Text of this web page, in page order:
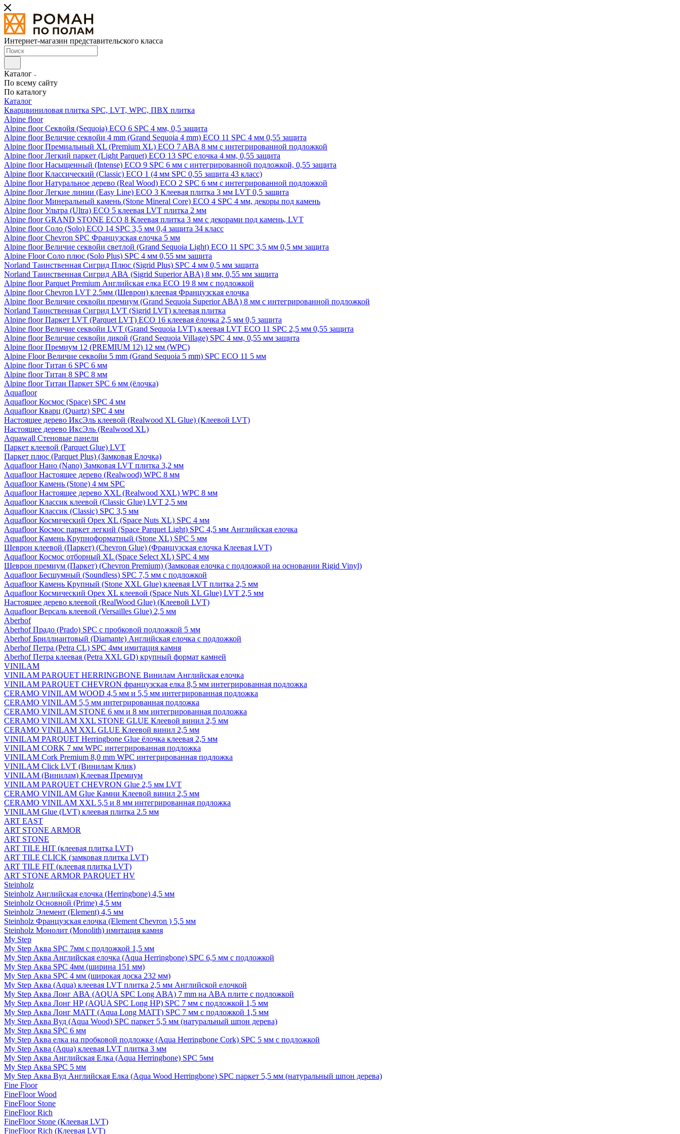
Интернет-магазин представительского класса
Каталог
По всему сайту
По каталогу
Каталог
Кварцвиниловая плитка SPC, LVT, WPC, ПВХ плитка
Alpine floor
Alpine floor Секвойя (Sequoia) ECO 6 SPC 4 мм, 0,5 защита
Alpine floor Величие секвойи 4 mm (Grand Sequoia 4 mm) ECO 11 SPC 4 мм 0,55 защита
Alpine floor Премиальный XL (Premium XL) ECO 7 ABA 8 мм с интегрированной подложкой
Alpine floor Легкий паркет (Light Parquet) ECO 13 SPC елочка 4 мм, 0,55 защита
Alpine floor Насыщенный (Intense) ECO 9 SPC 6 мм с интегрированной подложкой, 0,55 защита
Alpine floor Классический (Classic) ECO 1 (4 мм SPC 0,55 защита 43 класс)
Alpine floor Натуральное дерево (Real Wood) ECO 2 SPC 6 мм с интегрированной подложкой
Alpine floor Легкие линии (Easy Line) ECO 3 Клеевая плитка 3 мм LVT 0,5 защита
Alpine floor Минеральный камень (Stone Mineral Core) ECO 4 SPC 4 мм, декоры под камень
Alpine floor Ультра (Ultra) ECO 5 клеевая LVT плитка 2 мм
Alpine floor GRAND STONE ECO 8 Клеевая плитка 3 мм с декорами под камень, LVT
Alpine floor Соло (Solo) ECO 14 SPC 3,5 мм 0,4 защита 34 класс
Alpine floor Chevron SPC Французская елочка 5 мм
Alpine floor Величие секвойи светлой (Grand Sequoia Light) ECO 11 SPC 3,5 мм 0,5 мм защита
Alpine Floor Соло плюс (Solo Plus) SPC 4 мм 0,55 мм защита
Norland Таинственная Сигрид Плюс (Sigrid Plus) SPC 4 мм 0,5 мм защита
Norland Таинственная Сигрид АВА (Sigrid Superior ABA) 8 мм, 0,55 мм защита
Alpine floor Parquet Premium Английская елка ECO 19 8 мм с подложкой
Alpine floor Chevron LVT 2.5мм (Шеврон) клеевая Французская елочка
Alpine floor Величие секвойи премиум (Grand Sequoia Superior ABA) 8 мм с интегрированной подложкой
Norland Таинственная Сигрид LVT (Sigrid LVT) клеевая плитка
Alpine floor Паркет LVT (Parquet LVT) ECO 16 клеевая ёлочка 2,5 мм 0,5 защита
Alpine floor Величие секвойи LVT (Grand Sequoia LVT) клеевая LVT ECO 11 SPC 2,5 мм 0,55 защита
Alpine floor Величие секвойи дикой (Grand Sequoia Village) SPC 4 мм, 0,55 мм защита
Alpine floor Премиум 12 (PREMIUM 12) 12 мм (WPC)
Alpine Floor Величие секвойи 5 mm (Grand Sequoia 5 mm) SPC ECO 11 5 мм
Alpine floor Титан 6 SPC 6 мм
Alpine floor Титан 8 SPC 8 мм
Alpine floor Титан Паркет SPC 6 мм (ёлочка)
Aquafloor
Aquafloor Космос (Space) SPC 4 мм
Aquafloor Кварц (Quartz) SPC 4 мм
Настоящее дерево ИксЭль клеевой (Realwood XL Glue) (Клеевой LVT)
Настоящее дерево ИксЭль (Realwood XL)
Aquawall Стеновые панели
Паркет клеевой (Parquet Glue) LVT
Паркет плюс (Parquet Plus) (Замковая Елочка)
Aquafloor Нано (Nano) Замковая LVT плитка 3,2 мм
Aquafloor Настоящее дерево (Realwood) WPC 8 мм
Aquafloor Камень (Stone) 4 мм SPC
Aquafloor Настоящее дерево XXL (Realwood XXL) WPC 8 мм
Aquafloor Классик клеевой (Classic Glue) LVT 2,5 мм
Aquafloor Классик (Classic) SPC 3,5 мм
Aquafloor Космический Орех XL (Space Nuts XL) SPC 4 мм
Aquafloor Космос паркет легкий (Space Parquet Light) SPC 4,5 мм Английская елочка
Aquafloor Камень Крупноформатный (Stone XL) SPC 5 мм
Шеврон клеевой (Паркет) (Chevron Glue) (Французская елочка Клеевая LVT)
Aquafloor Космос отборный XL (Space Select XL) SPC 4 мм
Шеврон премиум (Паркет) (Chevron Premium) (Замковая елочка с подложкой на основании Rigid Vinyl)
Aquafloor Бесшумный (Soundless) SPC 7,5 мм с подложкой
Aquafloor Камень Крупный (Stone XXL Glue) клеевая LVT плитка 2,5 мм
Aquafloor Космический Орех XL клеевой (Space Nuts XL Glue) LVT 2,5 мм
Настоящее дерево клеевой (RealWood Glue) (Клеевой LVT)
Aquafloor Версаль клеевой (Versailles Glue) 2,5 мм
Aberhof
Aberhof Прадо (Prado) SPC с пробковой подложкой 5 мм
Aberhof Бриллиантовый (Diamante) Английская елочка с подложкой
Aberhof Петра (Petra CL) SPC 4мм имитация камня
Aberhof Петра клеевая (Petra XXL GD) крупный формат камней
VINILAM
VINILAM PARQUET HERRINGBONE Винилам Английская елочка
VINILAM PARQUET CHEVRON французская елка 8,5 мм интегрированная подложка
CERAMO VINILAM WOOD 4,5 мм и 5,5 мм интегрированная подложка
CERAMO VINILAM 5,5 мм интегрированная подложка
CERAMO VINILAM STONE 6 мм и 8 мм интегрированная подложка
CERAMO VINILAM XXL STONE GLUE Клеевой винил 2,5 мм
CERAMO VINILAM XXL GLUE Клеевой винил 2,5 мм
VINILAM PARQUET Herringbone Glue ёлочка клеевая 2,5 мм
VINILAM CORK 7 мм WPC интегрированная подложка
VINILAM Cork Premium 8,0 mm WPC интегрированная подложка
VINILAM Click LVT (Винилам Клик)
VINILAM (Винилам) Клеевая Премиум
VINILAM PARQUET CHEVRON Glue 2,5 мм LVT
CERAMO VINILAM Glue Камни Клеевой винил 2,5 мм
CERAMO VINILAM XXL 5,5 и 8 мм интегрированная подложка
VINILAM Glue (LVT) клеевая плитка 2.5 мм
ART EAST
ART STONE ARMOR
ART STONE
ART TILE HIT (клеевая плитка LVT)
ART TILE CLICK (замковая плитка LVT)
ART TILE FIT (клеевая плитка LVT)
ART STONE ARMOR PARQUET HV
Steinholz
Steinholz Английская елочка (Herringbone) 4,5 мм
Steinholz Основной (Prime) 4,5 мм
Steinholz Элемент (Element) 4,5 мм
Steinholz Французская елочка (Element Chevron ) 5,5 мм
Steinholz Монолит (Monolith) имитация камня
My Step
My Step Аква SPC 7мм c подложкой 1,5 мм
My Step Аква Английская елочка (Aqua Herringbone) SPC 6,5 мм с подложкой
My Step Аква SPC 4мм (ширина 151 мм)
My Step Аква SPC 4 мм (широкая доска 232 мм)
My Step Аква (Aqua) клеевая LVT плитка 2,5 мм Английской елочкой
My Step Аква Лонг АВА (AQUA SPC Long ABA) 7 mm на ABA плите с подложкой
My Step Аква Лонг НР (AQUA SPC Long HP) SPC 7 мм с подложкой 1,5 мм
My Step Аква Лонг MATT (Aqua Long MATT) SPC 7 мм с подложкой 1,5 мм
My Step Аква Вуд (Aqua Wood) SPC паркет 5,5 мм (натуральный шпон дерева)
My Step Аква SPC 6 мм
My Step Аква елка на пробковой подложке (Aqua Herringbone Cork) SPC 5 мм с подложкой
My Step Аква (Aqua) клеевая LVT плитка 3 мм
My Step Аква Английская Елка (Aqua Herringbone) SPC 5мм
My Step Аква SPC 5 мм
My Step Аква Вуд Английская Елка (Aqua Wood Herringbone) SPC паркет 5,5 мм (натуральный шпон дерева)
Fine Floor
FineFloor Wood
FineFloor Stone
FineFloor Rich
FineFloor Stone (Клеевая LVT)
FineFloor Rich (Клеевая LVT)